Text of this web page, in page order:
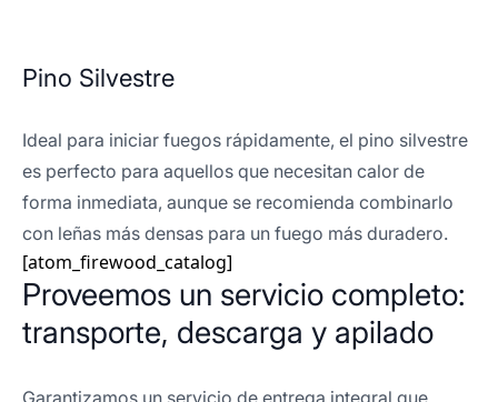
Pino Silvestre
Ideal para iniciar fuegos rápidamente, el pino silvestre
es perfecto para aquellos que necesitan calor de
forma inmediata, aunque se recomienda combinarlo
con leñas más densas para un fuego más duradero.
[atom_firewood_catalog]
Proveemos un servicio completo:
transporte, descarga y apilado
Garantizamos un servicio de entrega integral que